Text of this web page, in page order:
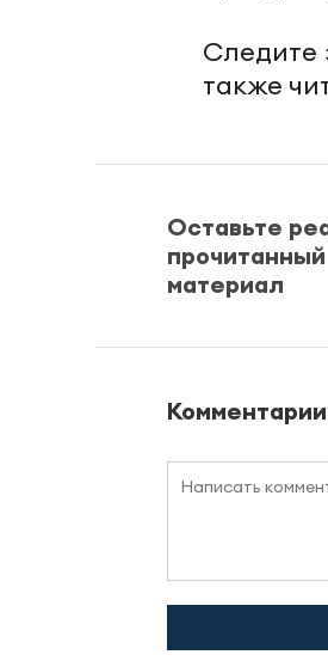
также
Оставьте
прочитанный
материал
Комментарии